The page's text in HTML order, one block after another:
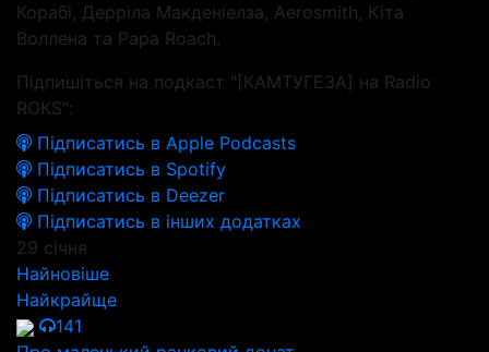
Корабі, Дерріла Макденіелза, Aerosmith, Кіта
Воллена та Papa Roach.
Підпишіться на подкаст "[КАМТУГЕЗА] на Radio
ROKS":
Підписатись в Apple Podcasts
Підписатись в Spotify
Підписатись в Deezer
Підписатись в інших додатках
29 січня
Найновіше
Найкрайще
141